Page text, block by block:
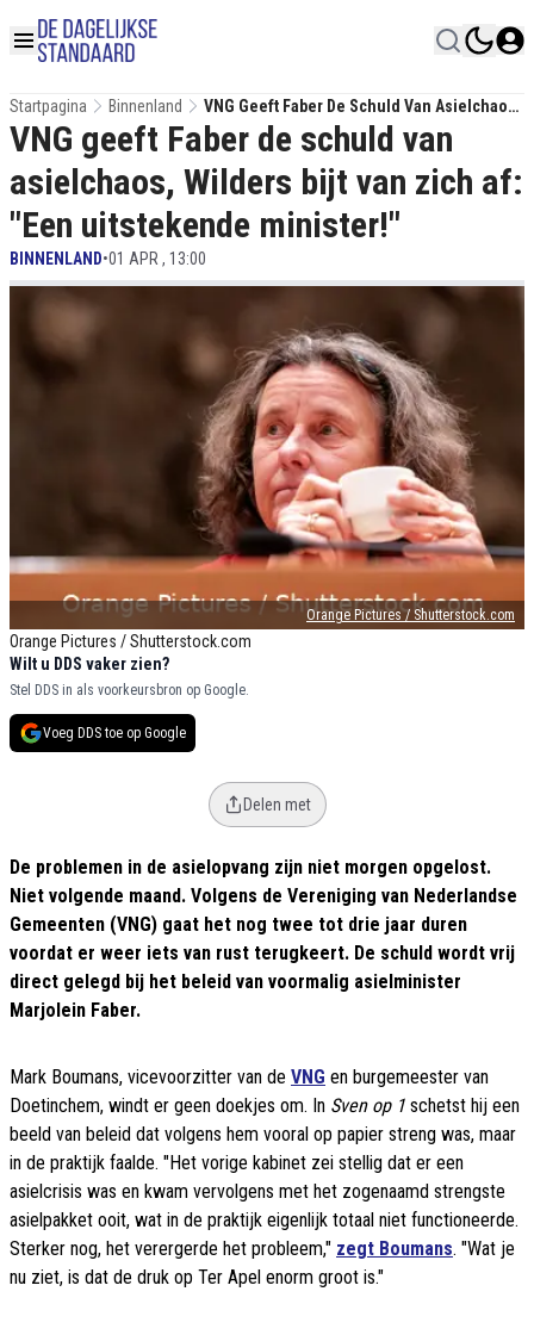
Startpagina Binnenland
VNG Geeft Faber De Schuld Van Asielchaos,
Wilders Bijt Van Zich Af: "Een Uitstekende
Minister!"
Orange Pictures / Shutterstock.com
Orange Pictures / Shutterstock.com
VNG geeft Faber de schuld van
asielchaos, Wilders bijt van zich af:
"Een uitstekende minister!"
BINNENLAND•01 APR , 13:00
Wilt u DDS vaker zien?
Stel DDS in als voorkeursbron op Google.
Voeg DDS toe op Google
Delen met
De problemen in de asielopvang zijn niet morgen opgelost.
Niet volgende maand. Volgens de Vereniging van Nederlandse
Gemeenten (VNG) gaat het nog twee tot drie jaar duren
voordat er weer iets van rust terugkeert. De schuld wordt vrij
direct gelegd bij het beleid van voormalig asielminister
Marjolein Faber.
Mark Boumans, vicevoorzitter van de VNG en burgemeester van
Doetinchem, windt er geen doekjes om. In Sven op 1 schetst hij een
beeld van beleid dat volgens hem vooral op papier streng was, maar
in de praktijk faalde. "Het vorige kabinet zei stellig dat er een
asielcrisis was en kwam vervolgens met het zogenaamd strengste
asielpakket ooit, wat in de praktijk eigenlijk totaal niet functioneerde.
Sterker nog, het verergerde het probleem," zegt Boumans. "Wat je
nu ziet, is dat de druk op Ter Apel enorm groot is."